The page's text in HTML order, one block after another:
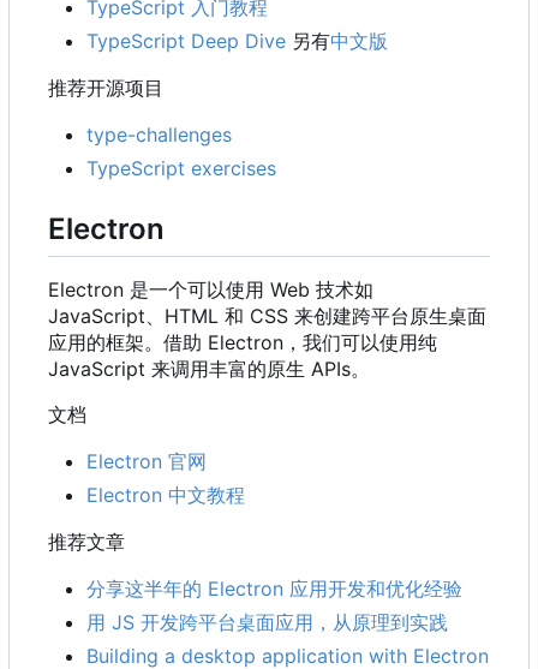
TypeScript 入门教程
TypeScript Deep Dive 另有中文版
推荐开源项目
type-challenges
TypeScript exercises
Electron
Electron 是一个可以使用 Web 技术如
JavaScript、HTML 和 CSS 来创建跨平台原生桌面
应用的框架。借助 Electron ， 我们可以使用纯
JavaScript 来调用丰富的原生 APIs。
文档
Electron 官网
Electron 中文教程
推荐文章
分享这半年的 Electron 应用开发和优化经验
用 JS 开发跨平台桌面应用，从原理到实践
Building a desktop application with Electron